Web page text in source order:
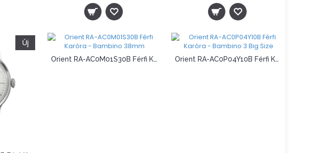
Új
Orient RA-AC0M01S30B Férfi Karóra - Bambino 38mm Orient RA-AC0P04Y10B Férfi Karóra - Bambino 3 Big Size